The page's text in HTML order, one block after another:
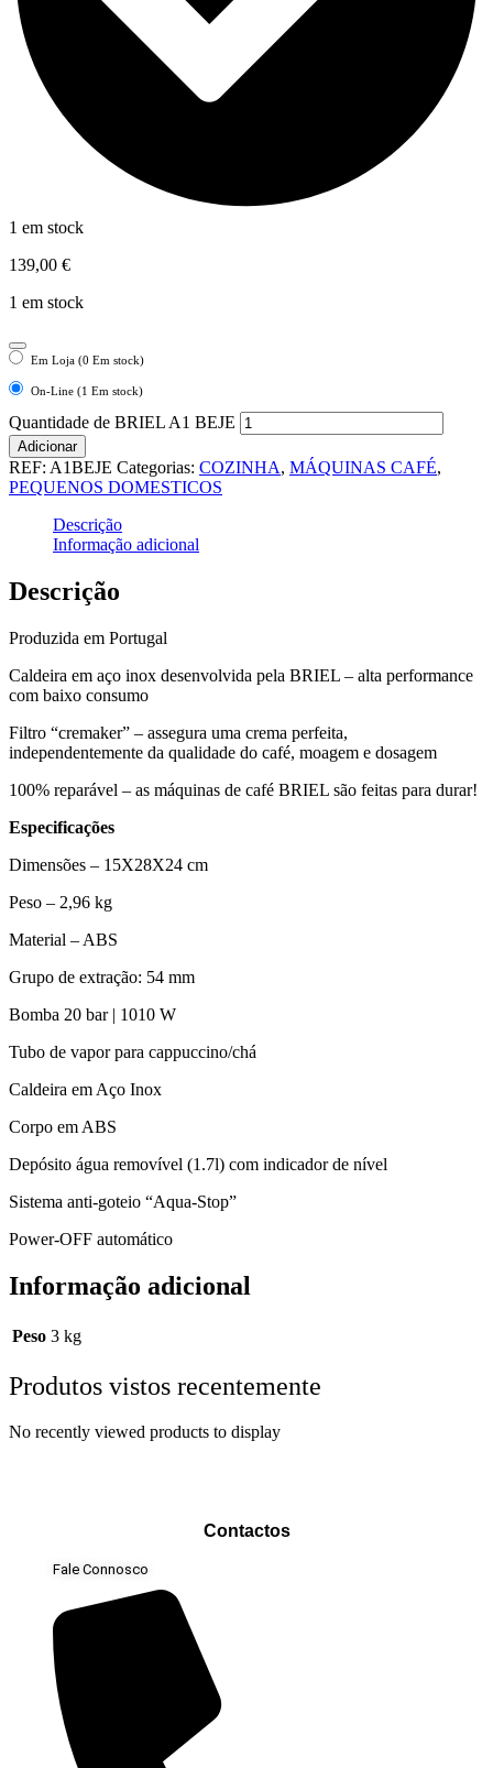
1 em stock
139,00 €
1 em stock
Em Loja (0 Em stock)
On-Line (1 Em stock)
Quantidade de BRIEL A1 BEJE
Adicionar
REF: A1BEJE Categorias: COZINHA, MÁQUINAS CAFÉ,
PEQUENOS DOMESTICOS
Descrição
Informação adicional
Descrição
Produzida em Portugal
Caldeira em aço inox desenvolvida pela BRIEL – alta performance
com baixo consumo
Filtro “cremaker” – assegura uma crema perfeita,
independentemente da qualidade do café, moagem e dosagem
100% reparável – as máquinas de café BRIEL são feitas para durar!
Especificações
Dimensões – 15X28X24 cm
Peso – 2,96 kg
Material – ABS
Grupo de extração: 54 mm
Bomba 20 bar | 1010 W
Tubo de vapor para cappuccino/chá
Caldeira em Aço Inox
Corpo em ABS
Depósito água removível (1.7l) com indicador de nível
Sistema anti-goteio “Aqua-Stop”
Power-OFF automático
Informação adicional
Peso 3 kg
Produtos vistos recentemente
No recently viewed products to display
Contactos
Fale Connosco